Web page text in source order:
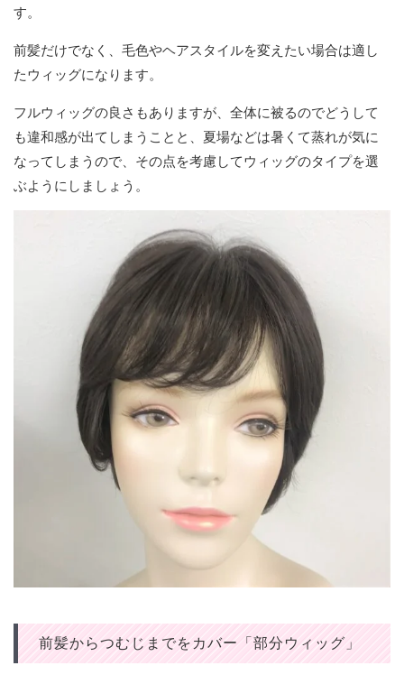
す。
前髪だけでなく、毛色やヘアスタイルを変えたい場合は適し
たウィッグになります。
フルウィッグの良さもありますが、全体に被るのでどうして
も違和感が出てしまうことと、夏場などは暑くて蒸れが気に
なってしまうので、その点を考慮してウィッグのタイプを選
ぶようにしましょう。
前髪からつむじまでをカバー「部分ウィッグ」